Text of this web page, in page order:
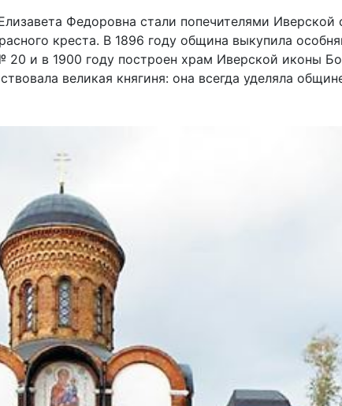
Федоровна стали попечителями
креста. В 1896 году община выкупила
20 и в 1900 году построен храм Иверской иконы
великая княгиня: она всегда уделяла